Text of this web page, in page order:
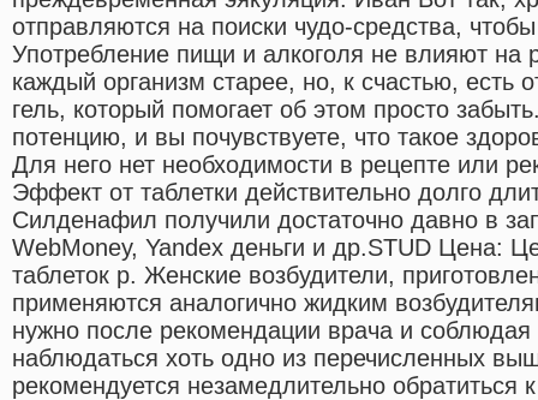
отправляются на поиски чудо-средства, чтобы
Употребление пищи и алкоголя не влияют на
каждый организм старее, но, к счастью, есть
гель, который помогает об этом просто
потенцию, и вы почувствуете, что такое
Для него нет необходимости в рецепте или
Эффект от таблетки действительно долго
Силденафил получили достаточно давно в
WebMoney, Yandex деньги и др.STUD Цена:
таблеток р. Женские возбудители,
применяются аналогично жидким
нужно после рекомендации врача и соблюдая
наблюдаться хоть одно из перечисленных
рекомендуется незамедлительно обратиться